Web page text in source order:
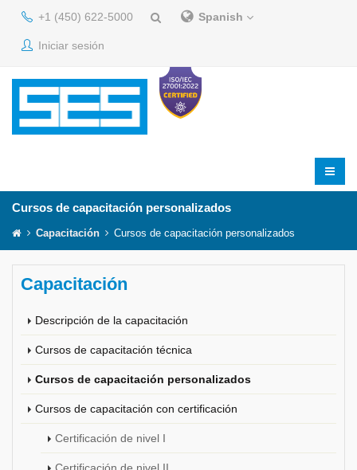
+1 (450) 622-5000 Spanish
Iniciar sesión
Cursos de capacitación personalizados
Capacitación Cursos de capacitación personalizados
Capacitación
Descripción de la capacitación
Cursos de capacitación técnica
Cursos de capacitación personalizados
Cursos de capacitación con certificación
Certificación de nivel I